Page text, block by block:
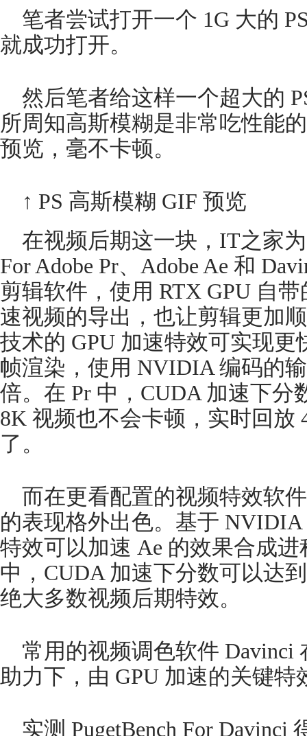
笔者尝试打开一个 1G 大的
就成功打开。
然后笔者给这样一个超大的
所周知高斯模糊是非常吃性能
预览，毫不卡顿。
↑ PS 高斯模糊 GIF 预览
在视频后期这一块，IT之家
For Adobe Pr、Adobe Ae 和
剪辑软件，使用 RTX GPU 自
速视频的导出，也让剪辑更加
技术的 GPU 加速特效可实现
帧渲染，使用 NVIDIA 编码的
倍。在 Pr 中，CUDA 加速下分
8K 视频也不会卡顿，实时回放
了。
而在更看配置的视频特效软
的表现格外出色。基于 NVIDIA
特效可以加速 Ae 的效果合成进
中，CUDA 加速下分数可以达
绝大多数视频后期特效。
常用的视频调色软件 Davinci
助力下，由 GPU 加速的关键
实测 PugetBench For Davinci